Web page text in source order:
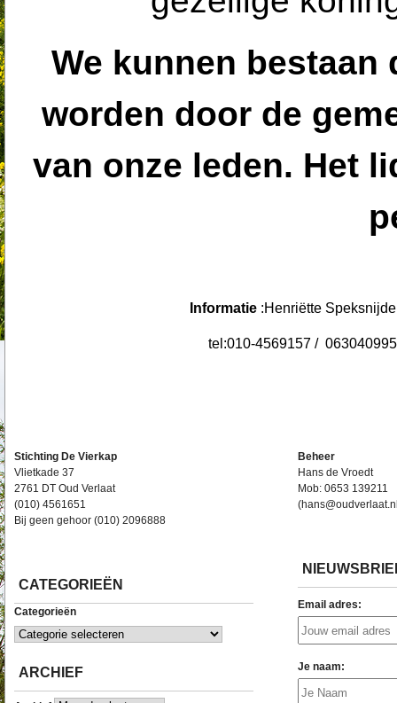
We kunnen
worden door de
van onze leden. Het
Informatie :Henriëtte
tel:010-4569157 /
Stichting De Vierkap
Vlietkade 37
2761 DT Oud Verlaat
(010) 4561651
Bij geen gehoor (010) 2096888
CATEGORIEËN
Categorieën
ARCHIEF
Beheer
Hans de Vroedt
Mob: 0653 139211
Email adres:
Je naam: